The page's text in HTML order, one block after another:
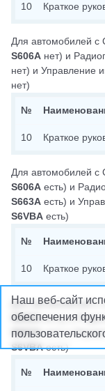
10 Краткое
Для автомобилей с
S606A нет) и
нет) и Управление
нет)
№
10 Краткое
Для автомобилей с
S606A есть) и
S663A есть) и
S6VBA есть)
№
10 Краткое
Для автомобилей с
S606Aесть) и
S663Aнет) и
S6VBAесть)
№
Наш веб-сайт
обеспечения